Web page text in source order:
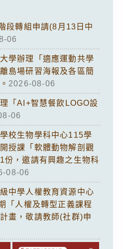
段轉組申請(8月13日中
06
學辦理「適應運動共學
島場研習海報及各區簡
2026-08-06
「AI+智慧餐飲LOGO設
06
校生物學科中心115學
授課「軟體動物解剖觀
份，邀請有興趣之生物科
08-06
中學人權教育資源中心
「人權及轉型正義課程
畫，敬請教師(社群)申